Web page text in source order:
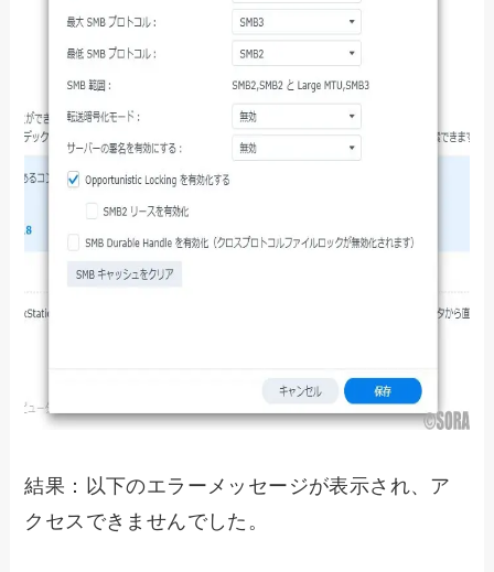
結果：以下のエラーメッセージが表示され、ア
クセスできませんでした。